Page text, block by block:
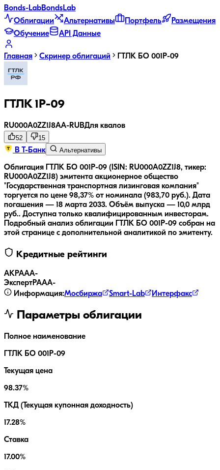
Bonds-LabBondsLab
Облигации
Альтернативы Портфель
Размещения
Обучение
API Данные
Главная Скринер облигаций ГТЛК БО 001P-09
ГТЛК 1P-09
RU000A0ZZ1J8AA-RUBДля квалов
52 15
В Т-Банк Альтернативы
Облигация ГТЛК БО 001P-09 (ISIN: RU000A0ZZ1J8, тикер:
RU000A0ZZ1J8) эмитента акционерное общество
"Государственная транспортная лизинговая компания"
торгуется по цене 98,37% от номинала (983,70 руб.). Дата
погашения — 18 марта 2033. Объём выпуска — 10,0 млрд
руб.. Доступна только квалифицированным инвесторам.
Подробный анализ облигации
ГТЛК БО 001P-09 собран на
этой странице с дополнительной аналитикой по эмитенту.
Кредитные рейтинги
АКРАAA-
ЭкспертРАAA-
Информация:Мосбиржа Smart-Lab Интерфакс
Параметры облигации
Полное наименование
ГТЛК БО 001P-09
Текущая цена
98.37%
ТКД (Текущая купонная доходность)
17.28%
Ставка
17.00%